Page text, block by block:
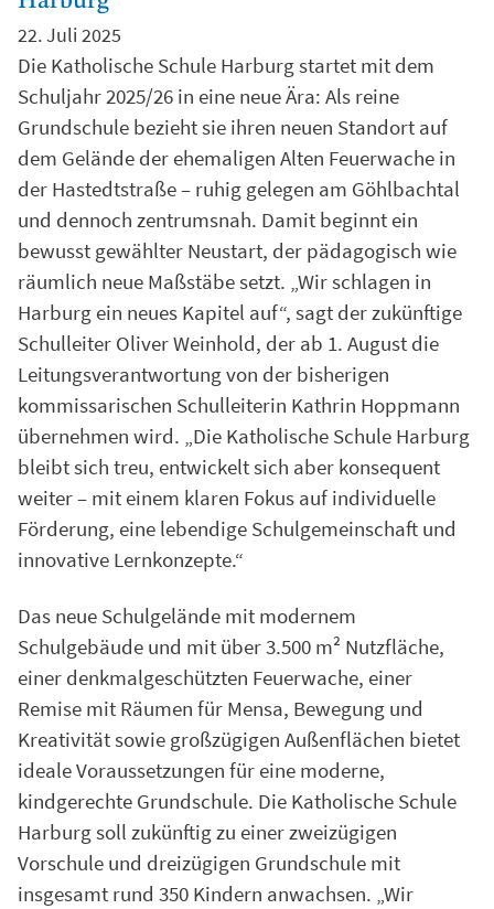
22. Juli 2025
Die Katholische Schule Harburg startet mit dem
Schuljahr 2025/26 in eine neue Ära: Als reine
Grundschule bezieht sie ihren neuen Standort auf
dem Gelände der ehemaligen Alten Feuerwache in
der Hastedtstraße – ruhig gelegen am Göhlbachtal
und dennoch zentrumsnah. Damit beginnt ein
bewusst gewählter Neustart, der pädagogisch wie
räumlich neue Maßstäbe setzt. „Wir schlagen in
Harburg ein neues Kapitel auf“, sagt der zukünftige
Schulleiter Oliver Weinhold, der ab 1. August die
Leitungsverantwortung von der bisherigen
kommissarischen Schulleiterin Kathrin Hoppmann
übernehmen wird. „Die Katholische Schule Harburg
bleibt sich treu, entwickelt sich aber konsequent
weiter – mit einem klaren Fokus auf individuelle
Förderung, eine lebendige Schulgemeinschaft und
innovative Lernkonzepte.“
Das neue Schulgelände mit modernem
Schulgebäude und mit über 3.500 m² Nutzfläche,
einer denkmalgeschützten Feuerwache, einer
Remise mit Räumen für Mensa, Bewegung und
Kreativität sowie großzügigen Außenflächen bietet
ideale Voraussetzungen für eine moderne,
kindgerechte Grundschule. Die Katholische Schule
Harburg soll zukünftig zu einer zweizügigen
Vorschule und dreizügigen Grundschule mit
insgesamt rund 350 Kindern anwachsen. „Wir